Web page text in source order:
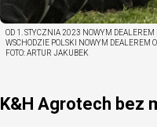
OD 1. STYCZNIA 2023 NOWYM DEALEREM
WSCHODZIE POLSKI NOWYM DEALEREM
FOTO:ARTUR JAKUBEK
K&H Agrotech bez